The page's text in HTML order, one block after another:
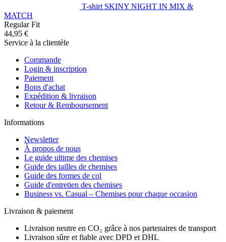
T-shirt SKINY NIGHT IN MIX &
MATCH
Regular Fit
44,95 €
Service à la clientèle
Commande
Login & inscription
Paiement
Bons d'achat
Expédition & livraison
Retour & Remboursement
Informations
Newsletter
À propos de nous
Le guide ultime des chemises
Guide des tailles de chemises
Guide des formes de col
Guide d'entretien des chemises
Business vs. Casual – Chemises pour chaque occasion
Livraison & paiement
Livraison neutre en CO₂ grâce à nos partenaires de transport
Livraison sûre et fiable avec DPD et DHL